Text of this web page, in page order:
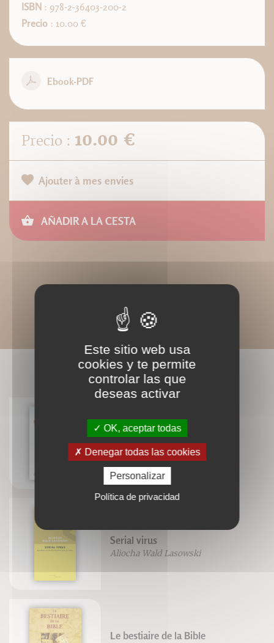
ISBN : 978-2-36403-200-2
Precio : 10.00 €
Ebook-PDF
Precio : 10.00 €
Ajouter à mes envies
AÑADIR A LA CESTA
LIVRES ASSOCIÉS
Étude biaisée
Alexis Clapin
Serial virus
Aliocha Wald Lasowski
Le bestiaire de la Bible
Este sitio web usa
cookies y te permite
controlar las que
deseas activar
OK, aceptar todas
Denegar todas las cookies
Personalizar
Política de privacidad